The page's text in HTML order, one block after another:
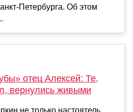
Петербурга. Об этом
отец Алексей: Те,
вернулись живыми
не только настоятель